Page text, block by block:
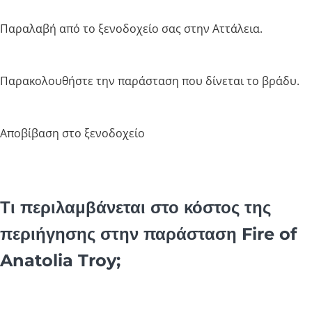
Παραλαβή από το ξενοδοχείο σας στην Αττάλεια.
Παρακολουθήστε την παράσταση που δίνεται το βράδυ.
Αποβίβαση στο ξενοδοχείο
Τι περιλαμβάνεται στο κόστος της
περιήγησης στην παράσταση Fire of
Anatolia Troy;